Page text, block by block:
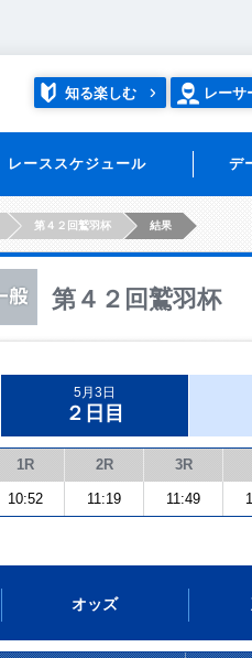
知る楽しむ レーサ
レーススケジュール デ
第４２回鷲羽杯 結果
第４２回鷲羽杯
5月3日
２日目
1R 2R 3R
10:52 11:19 11:49
オッズ